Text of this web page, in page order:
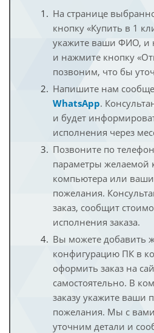
На странице
кнопку «Купить в 1
укажите ваши ФИО, и
и нажмите кнопку
позвоним, что бы
Напишите нам
WhatsApp.
и будет
исполнения через
Позвоните по
параметры желаемой
компьютера или
пожелания.
заказ, сообщит
исполнения заказа.
Вы можете добавить
конфигурацию ПК в
оформить заказ на
самостоятельно. В
заказу укажите ваши
пожелания. Мы с
уточним детали и